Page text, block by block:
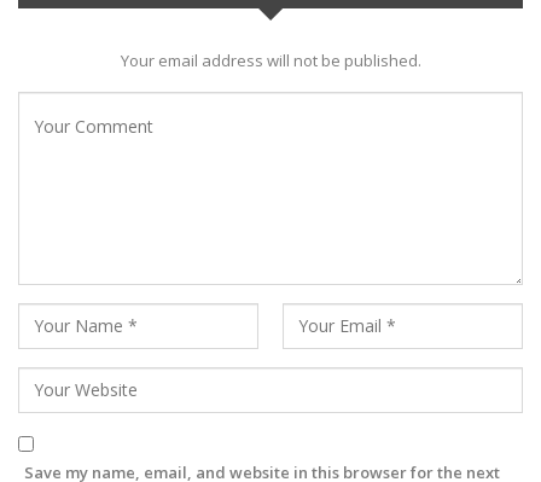
Your email address will not be published.
Save my name, email, and website in this browser for the next